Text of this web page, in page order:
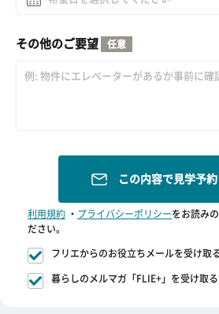
その他のご要望 任意
この内容で見学予約
利用規約 ・ プライバシーポリシーをお読み
ださい。
フリエからのお役立ちメールを受け取
暮らしのメルマガ「FLIE+」を受け取る